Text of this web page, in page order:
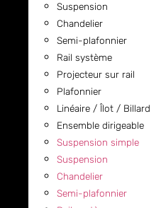
Suspension
Chandelier
Semi-plafonnier
Rail système
Projecteur sur rail
Plafonnier
Linéaire / Îlot / Billard
Ensemble dirigeable
Suspension simple
Suspension
Chandelier
Semi-plafonnier